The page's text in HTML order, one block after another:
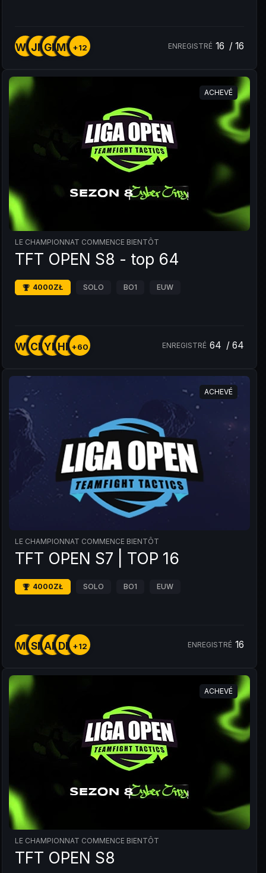
WMJMGMMW+12 ENREGISTRÉ 16 / 16
ACHEVÉ
LE CHAMPIONNAT COMMENCE BIENTÔT
TFT OPEN S8 - top 64
4000ZŁ SOLO BO1 EUW
WMCMYMHM+60 ENREGISTRÉ 64 / 64
ACHEVÉ
LE CHAMPIONNAT COMMENCE BIENTÔT
TFT OPEN S7 | TOP 16
4000ZŁ SOLO BO1 EUW
MMSMAMDM+12 ENREGISTRÉ 16
ACHEVÉ
LE CHAMPIONNAT COMMENCE BIENTÔT
TFT OPEN S8